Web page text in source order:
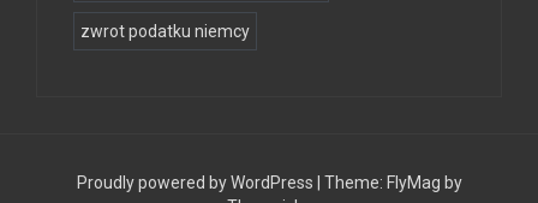
zwrot podatku niemcy
Proudly powered by WordPress Theme: FlyMag by